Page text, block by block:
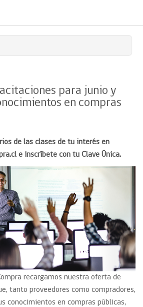
para junio y
en compras
de las clases de tu interés en
e inscríbete con tu Clave Única.
recargamos nuestra oferta de
tanto proveedores como compradores,
conocimientos en compras públicas,